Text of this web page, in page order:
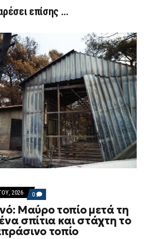
επίσης …
2026 0 COMMENTS
ON
ΠΌΡΤΟ
ΓΕΡΜΕΝΌ:
ΜΑΎΡΟ
ΤΟΠΊΟ
Μαύρο τοπίο μετά τη
σπίτια και στάχτη το
τοπίο